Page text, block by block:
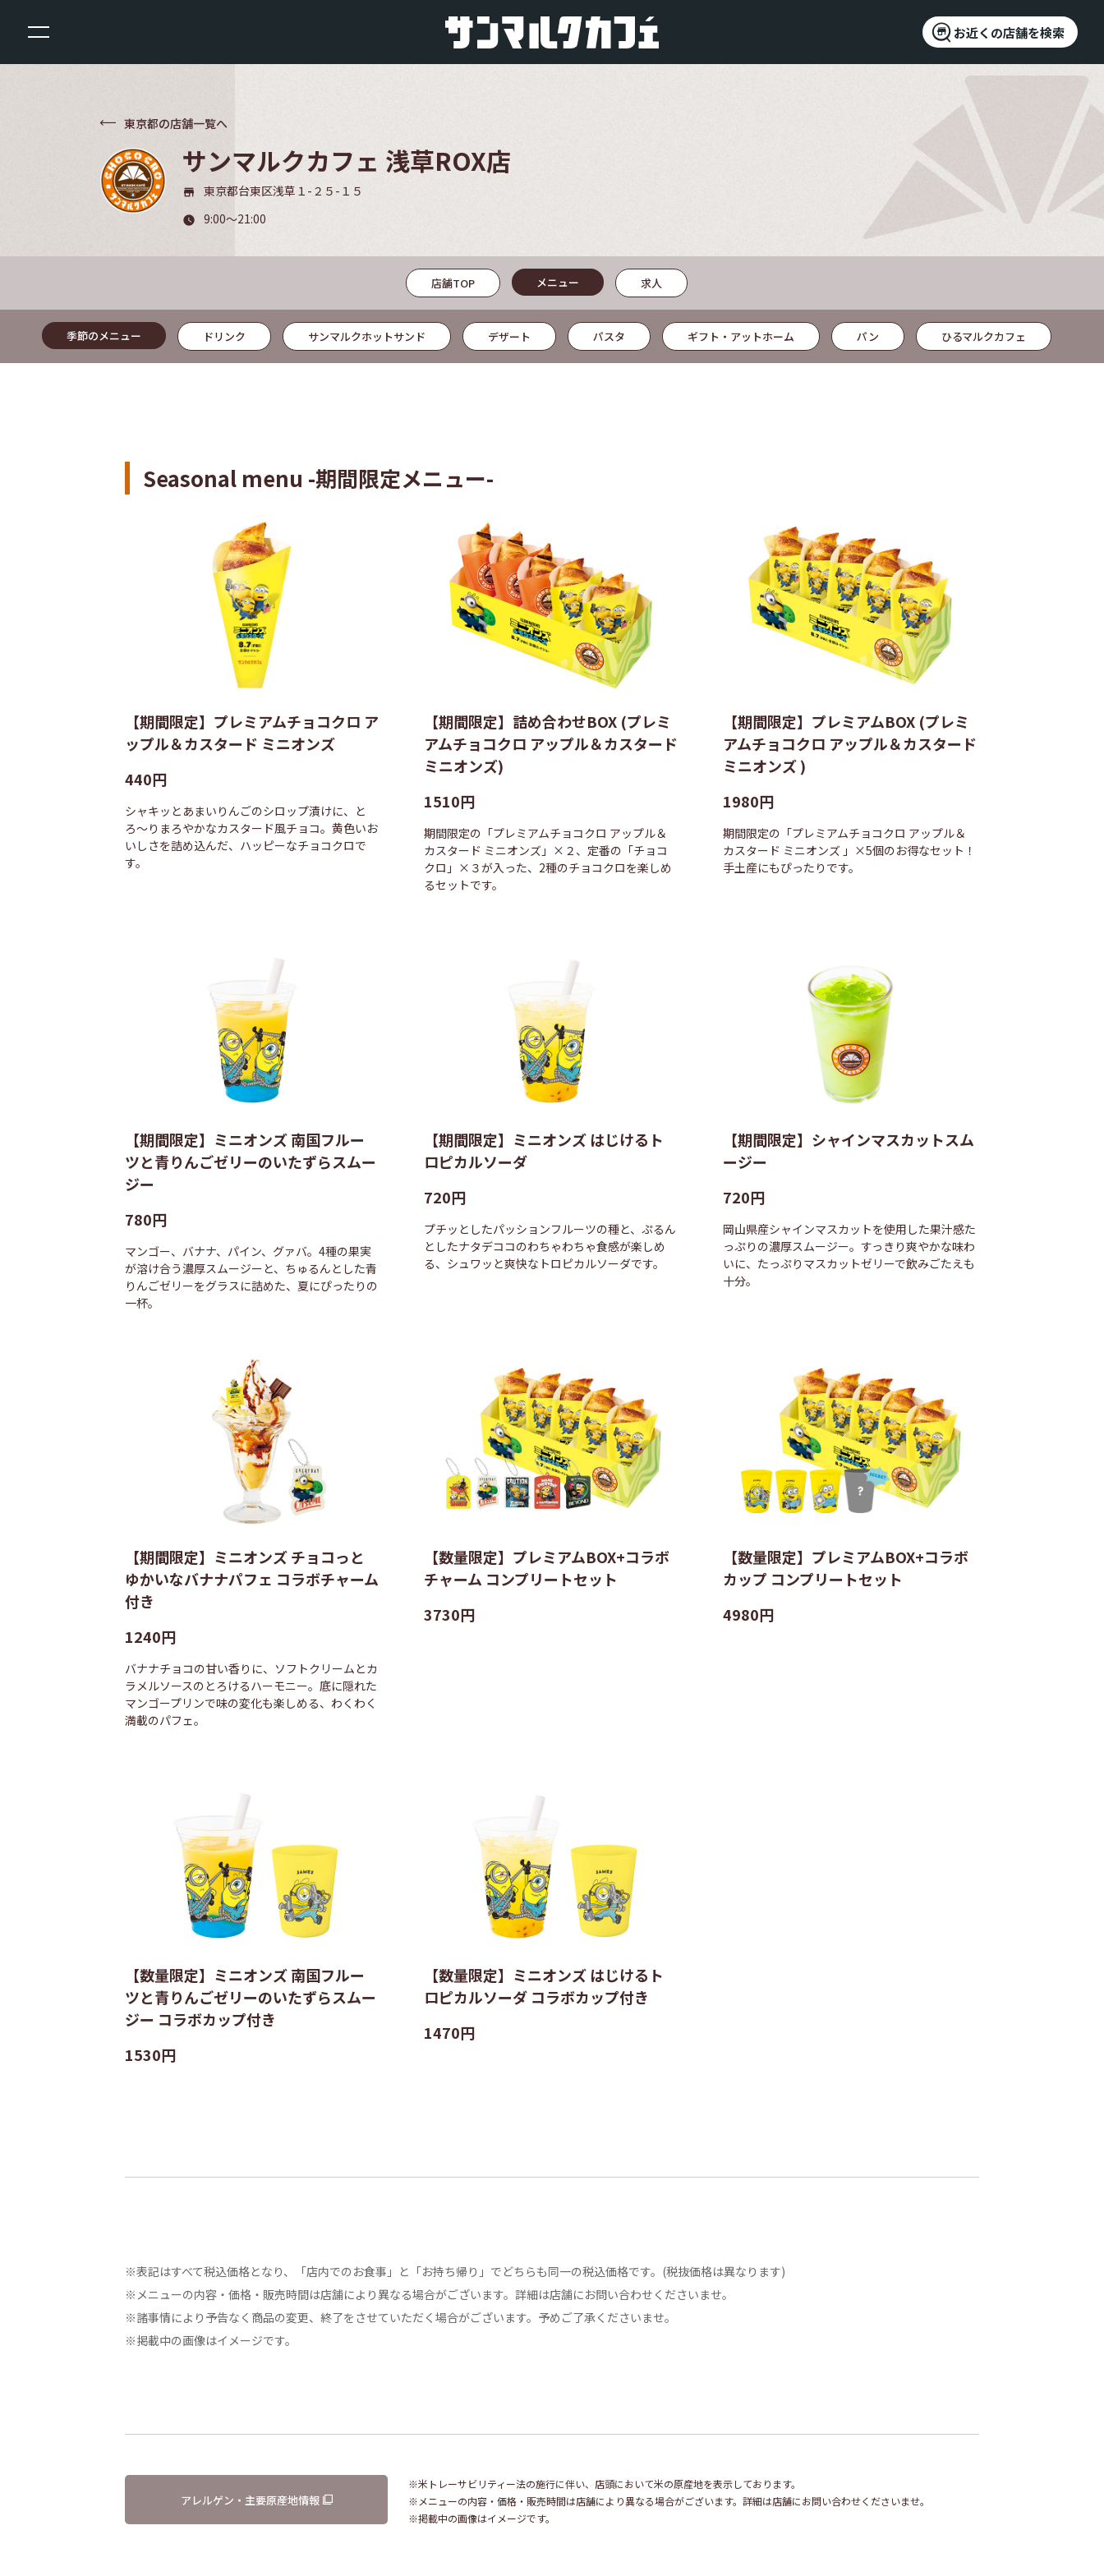
お近くの店舗を検索
東京都の店舗一覧へ
サンマルクカフェ 浅草ROX店
store_mall_directory 東京都台東区浅草１-２５-１５
watch_later 9:00～21:00
店舗TOP メニュー 求人
季節のメニュー ドリンク サンマルクホットサンド デザート パスタ ギフト・アットホーム パン ひるマルクカフェ
Seasonal menu -期間限定メニュー-
【期間限定】プレミアムチョコクロ ア
ップル＆カスタード ミニオンズ
440円
シャキッとあまいりんごのシロップ漬けに、と
ろ〜りまろやかなカスタード風チョコ。黄色いお
いしさを詰め込んだ、ハッピーなチョコクロで
す。
【期間限定】詰め合わせBOX (プレミ
アムチョコクロ アップル＆カスタード
ミニオンズ)
1510円
期間限定の「プレミアムチョコクロ アップル＆
カスタード ミニオンズ」×２、定番の「チョコ
クロ」×３が入った、2種のチョコクロを楽しめ
るセットです。
【期間限定】プレミアムBOX (プレミ
アムチョコクロ アップル＆カスタード
ミニオンズ )
1980円
期間限定の「プレミアムチョコクロ アップル＆
カスタード ミニオンズ 」×5個のお得なセット！
手土産にもぴったりです。
【期間限定】ミニオンズ 南国フルー
ツと青りんごゼリーのいたずらスムー
ジー
780円
マンゴー、バナナ、パイン、グァバ。4種の果実
が溶け合う濃厚スムージーと、ちゅるんとした青
りんごゼリーをグラスに詰めた、夏にぴったりの
一杯。
【期間限定】ミニオンズ はじけるト
ロピカルソーダ
720円
プチッとしたパッションフルーツの種と、ぷるん
としたナタデココのわちゃわちゃ食感が楽しめ
る、シュワッと爽快なトロピカルソーダです。
【期間限定】シャインマスカットスム
ージー
720円
岡山県産シャインマスカットを使用した果汁感た
っぷりの濃厚スムージー。すっきり爽やかな味わ
いに、たっぷりマスカットゼリーで飲みごたえも
十分。
【期間限定】ミニオンズ チョコっと
ゆかいなバナナパフェ コラボチャーム
付き
1240円
バナナチョコの甘い香りに、ソフトクリームとカ
ラメルソースのとろけるハーモニー。底に隠れた
マンゴープリンで味の変化も楽しめる、わくわく
満載のパフェ。
【数量限定】プレミアムBOX+コラボ
チャーム コンプリートセット
3730円
【数量限定】プレミアムBOX+コラボ
カップ コンプリートセット
4980円
【数量限定】ミニオンズ 南国フルー
ツと青りんごゼリーのいたずらスムー
ジー コラボカップ付き
1530円
【数量限定】ミニオンズ はじけるト
ロピカルソーダ コラボカップ付き
1470円
※表記はすべて税込価格となり、「店内でのお食事」と「お持ち帰り」でどちらも同一の税込価格です。(税抜価格は異なります)
※メニューの内容・価格・販売時間は店舗により異なる場合がございます。詳細は店舗にお問い合わせくださいませ。
※諸事情により予告なく商品の変更、終了をさせていただく場合がございます。予めご了承くださいませ。
※掲載中の画像はイメージです。
アレルゲン・主要原産地情報
※米トレーサビリティー法の施行に伴い、店頭において米の原産地を表示しております。
※メニューの内容・価格・販売時間は店舗により異なる場合がございます。詳細は店舗にお問い合わせくださいませ。
※掲載中の画像はイメージです。